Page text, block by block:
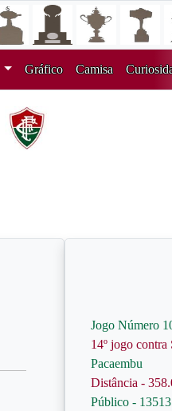
Gráfico Camisa
Jogo Número
14º jogo contra
Pacaembu
Distância -
Público - 13513